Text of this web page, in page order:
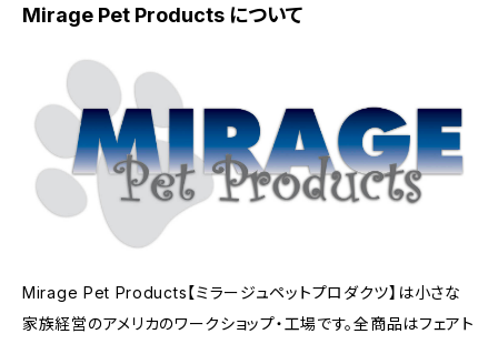
Mirage Pet Products について
Mirage Pet Products【ミラージュペットプロダクツ】は小さな
家族経営のアメリカのワークショップ・工場です。全商品はフェアト